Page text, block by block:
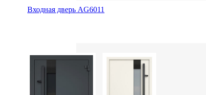
Входная дверь AG6011